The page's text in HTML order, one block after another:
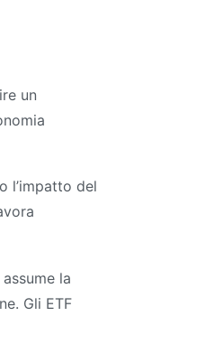
un
l’impatto del
la
Gli ETF